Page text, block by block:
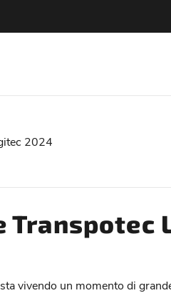
2024
Transpotec
vivendo un momento di